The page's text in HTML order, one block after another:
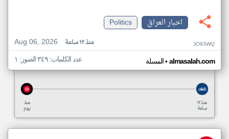
اخبار العراق
Politics
Aug 06, 2026
منذ ١٢ ساعة JO93WQ
المسلة• almasalah.com عدد الكلمات: ٣٤٩ الصور: ١
منذ
يوم
منذ ١٢
ساعة